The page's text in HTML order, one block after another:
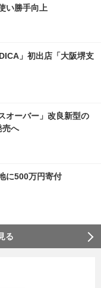
い勝手向上
」初出店「大阪堺支
オーバー」改良新型の
売へ
に500万円寄付
る